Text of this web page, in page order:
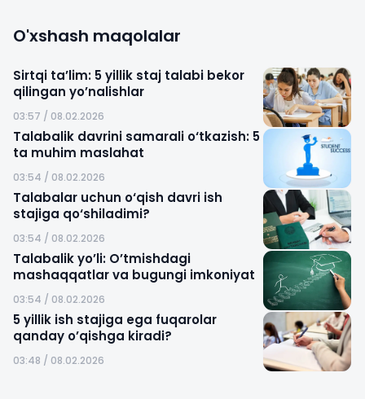
O'xshash maqolalar
Sirtqi ta’lim: 5 yillik staj talabi bekor
qilingan yo’nalishlar
03:57 / 08.02.2026
Talabalik davrini samarali o‘tkazish: 5
ta muhim maslahat
03:54 / 08.02.2026
Talabalar uchun o‘qish davri ish
stajiga qo‘shiladimi?
03:54 / 08.02.2026
Talabalik yo’li: O’tmishdagi
mashaqqatlar va bugungi imkoniyat
03:54 / 08.02.2026
5 yillik ish stajiga ega fuqarolar
qanday o’qishga kiradi?
03:48 / 08.02.2026